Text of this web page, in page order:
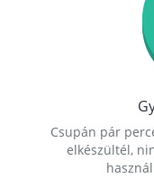
Csupán pár
elkészültél,